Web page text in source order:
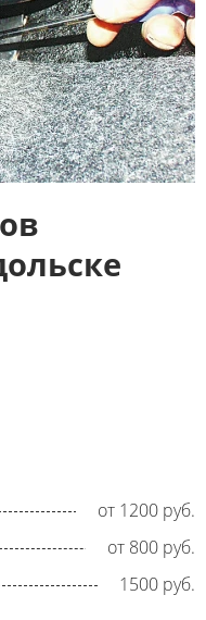
от 1200 руб.
от 800 руб.
1500 руб.